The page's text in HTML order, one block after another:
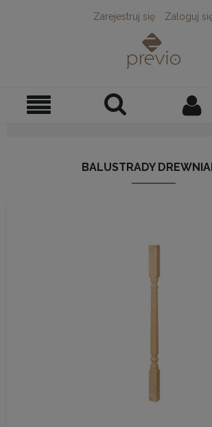
Zarejestruj się Zaloguj
BALUSTRADY